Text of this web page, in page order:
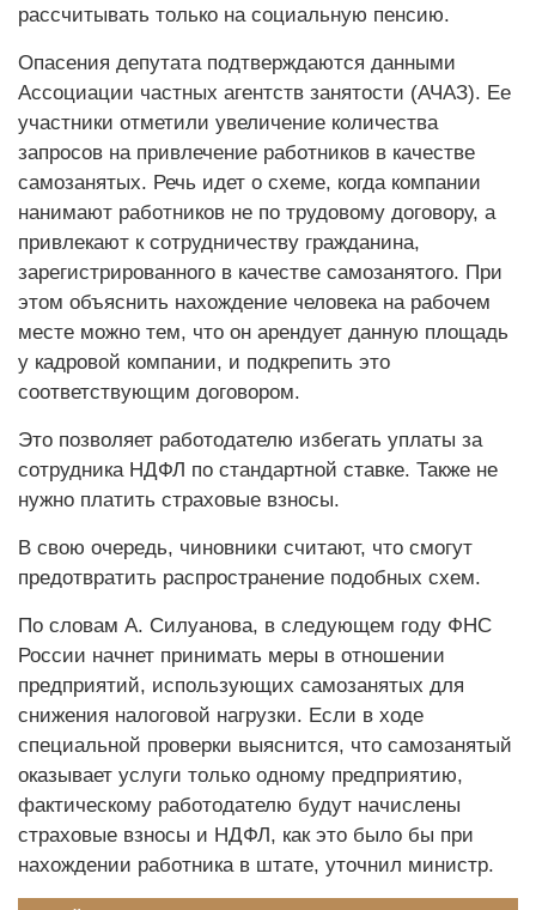
рассчитывать только на социальную пенсию.
Опасения депутата подтверждаются данными
Ассоциации частных агентств занятости (АЧАЗ). Ее
участники отметили увеличение количества
запросов на привлечение работников в качестве
самозанятых. Речь идет о схеме, когда компании
нанимают работников не по трудовому договору, а
привлекают к сотрудничеству гражданина,
зарегистрированного в качестве самозанятого. При
этом объяснить нахождение человека на рабочем
месте можно тем, что он арендует данную площадь
у кадровой компании, и подкрепить это
соответствующим договором.
Это позволяет работодателю избегать уплаты за
сотрудника НДФЛ по стандартной ставке. Также не
нужно платить страховые взносы.
В свою очередь, чиновники считают, что смогут
предотвратить распространение подобных схем.
По словам А. Силуанова, в следующем году ФНС
России начнет принимать меры в отношении
предприятий, использующих самозанятых для
снижения налоговой нагрузки. Если в ходе
специальной проверки выяснится, что самозанятый
оказывает услуги только одному предприятию,
фактическому работодателю будут начислены
страховые взносы и НДФЛ, как это было бы при
нахождении работника в штате, уточнил министр.